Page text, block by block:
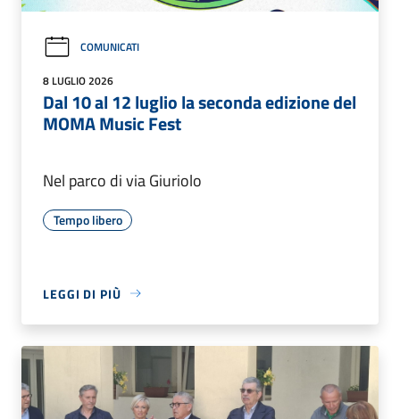
COMUNICATI
8 LUGLIO 2026
Dal 10 al 12 luglio la seconda edizione del
MOMA Music Fest
Nel parco di via Giuriolo
Tempo libero
LEGGI DI PIÙ